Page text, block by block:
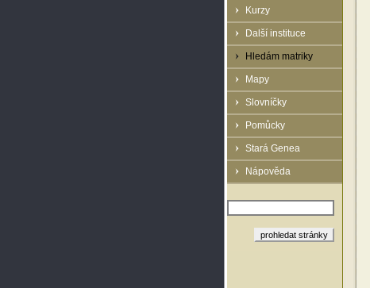
Kurzy
Další instituce
Hledám matriky
Mapy
Slovníčky
Pomůcky
Stará Genea
Nápověda